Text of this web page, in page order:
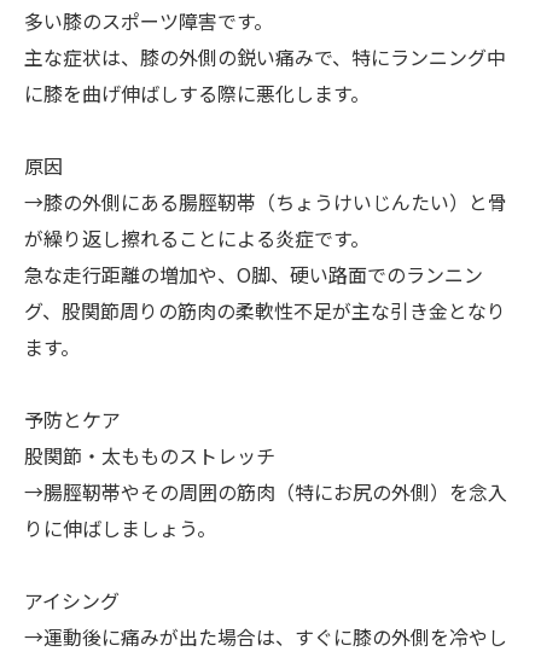
多い膝のスポーツ障害です。
主な症状は、膝の外側の鋭い痛みで、特にランニング中
に膝を曲げ伸ばしする際に悪化します。
原因
→膝の外側にある腸脛靭帯（ちょうけいじんたい）と骨
が繰り返し擦れることによる炎症です。
急な走行距離の増加や、O脚、硬い路面でのランニン
グ、股関節周りの筋肉の柔軟性不足が主な引き金となり
ます。
予防とケア
股関節・太もものストレッチ
→腸脛靭帯やその周囲の筋肉（特にお尻の外側）を念入
りに伸ばしましょう。
アイシング
→運動後に痛みが出た場合は、すぐに膝の外側を冷やし